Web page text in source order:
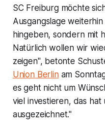
SC Freiburg möchte
Ausgangslage
hingeben, sondern mit
Natürlich wollen wir
zeigen", betonte
Union Berlinam
es geht nicht um
viel investieren, das
ausgezeichnet."